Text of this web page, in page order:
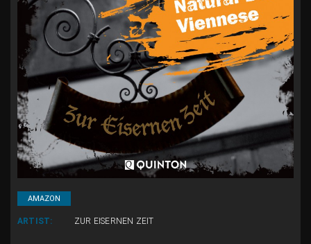
AMAZON
ARTIST: ZUR EISERNEN ZEIT